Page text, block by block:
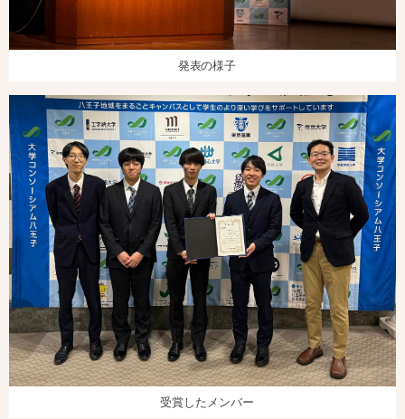
発表の様子
受賞したメンバー